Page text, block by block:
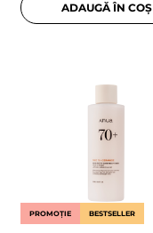
ADAUGĂ ÎN COȘ
PROMOȚIE BESTSELLER